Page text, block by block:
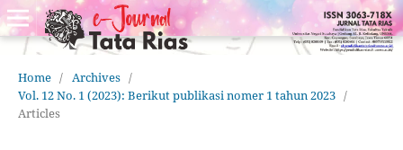
Home / Archives /
Vol. 12 No. 1 (2023): Berikut publikasi nomer 1 tahun 2023 /
Articles